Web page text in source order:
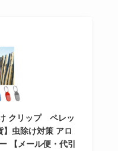
クリップ ペレッ
】虫除け対策 アロ
【メール便・代引